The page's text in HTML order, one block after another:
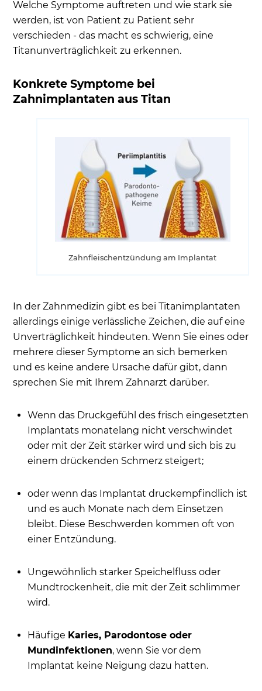
Welche Symptome auftreten und wie stark sie
werden, ist von Patient zu Patient sehr
verschieden - das macht es schwierig, eine
Titanunverträglichkeit zu erkennen.
Konkrete Symptome bei
Zahnimplantaten aus Titan
Zahnfleischentzündung am Implantat
In der Zahnmedizin gibt es bei Titanimplantaten
allerdings einige verlässliche Zeichen, die auf eine
Unverträglichkeit hindeuten. Wenn Sie eines oder
mehrere dieser Symptome an sich bemerken
und es keine andere Ursache dafür gibt, dann
sprechen Sie mit Ihrem Zahnarzt darüber.
Wenn das Druckgefühl des frisch eingesetzten
Implantats monatelang nicht verschwindet
oder mit der Zeit stärker wird und sich bis zu
einem drückenden Schmerz steigert;
oder wenn das Implantat druckempfindlich ist
und es auch Monate nach dem Einsetzen
bleibt. Diese Beschwerden kommen oft von
einer Entzündung.
Ungewöhnlich starker Speichelfluss oder
Mundtrockenheit, die mit der Zeit schlimmer
wird.
Häufige Karies, Parodontose oder
Mundinfektionen, wenn Sie vor dem
Implantat keine Neigung dazu hatten.